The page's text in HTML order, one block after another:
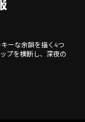
ーな余韻を描く4つ
プを横断し、深夜の